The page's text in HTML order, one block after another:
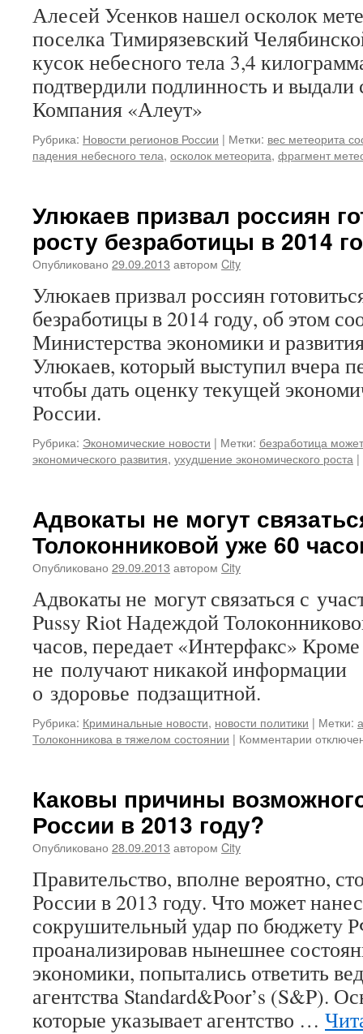
Алесей Усенков нашел осколок
поселка Тимирязевский
кусок небесного тела 3,4
подтвердили подлинность и
Компания «Алеут»
Рубрика: Новости регионов России | Метки: вес метеорита
падения небесного тела, осколок метеорита, фрагмент
Улюкаев призвал россиян
росту безработицы в 2014
Опубликовано 29.09.2013 автором City
Улюкаев призвал россиян
безработицы в 2014 году, об этом
Министерства экономики и
Улюкаев, который выступил вчера
чтобы дать оценку текущей
России.
Рубрика: Экономические новости | Метки: безработица
экономического развития, ухудшение экономического роста |
Адвокаты не могут
Толоконниковой уже 60
Опубликовано 29.09.2013 автором City
Адвокаты не могут связаться с
Pussy Riot Надеждой
часов, передает «Интерфакс» Кроме
не получают никакой информации
о здоровье подзащитной.
Рубрика: Криминальные новости, новости политики | Метки:
Толоконникова в тяжелом состоянии | Комментарии к
могут
60
часов
Каковы причины
России в 2013 году?
Опубликовано 28.09.2013 автором City
Правительство, вполне вероятно,
России в 2013 году. Что может
сокрушительный удар по бюджету
проанализировав нынешнее
экономики, попытались ответить
агентства Standard&Poor’s (S&P).
которые указывает агентство …